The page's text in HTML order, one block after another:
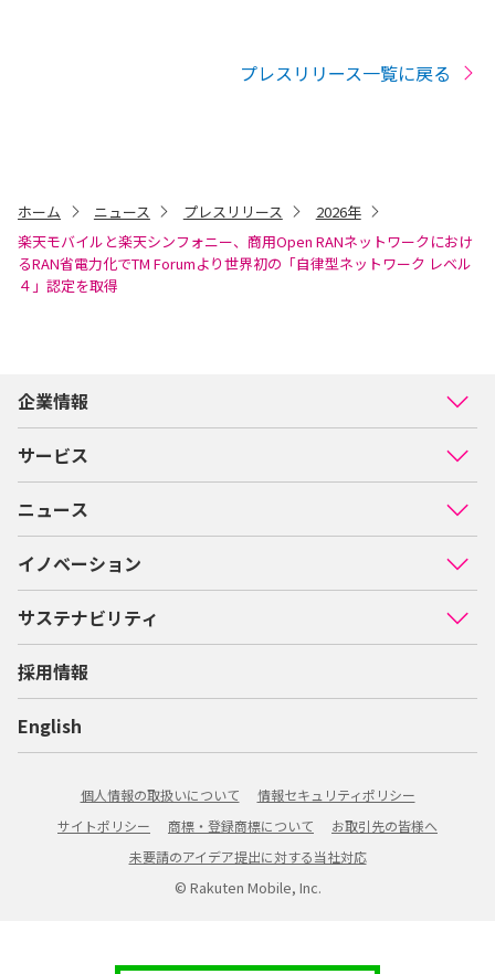
プレスリリース一覧に戻る
ホーム ニュース プレスリリース
2026年
楽天モバイルと楽天シンフォニー、商用Open RANネットワークにおけ
るRAN省電力化でTM Forumより世界初の「自律型ネットワーク レベル
４」認定を取得
企業情報
サービス
ニュース
イノベーション
サステナビリティ
採用情報
English
個人情報の取扱いについて
情報セキュリティポリシー
サイトポリシー
商標・登録商標について
お取引先の皆様へ
未要請のアイデア提出に対する当社対応
© Rakuten Mobile, Inc.